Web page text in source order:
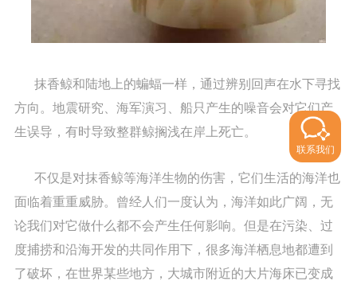
抹香鲸和陆地上的蝙蝠一样，通过辨别回声在水下寻找
方向。地震研究、海军演习、船只产生的噪音会对它们产
生误导，有时导致整群鲸搁浅在岸上死亡。
不仅是对抹香鲸等海洋生物的伤害，它们生活的海洋也
面临着重重威胁。曾经人们一度认为，海洋如此广阔，无
论我们对它做什么都不会产生任何影响。但是在污染、过
度捕捞和沿海开发的共同作用下，很多海洋栖息地都遭到
了破坏，在世界某些地方，大城市附近的大片海床已变成
联系我们